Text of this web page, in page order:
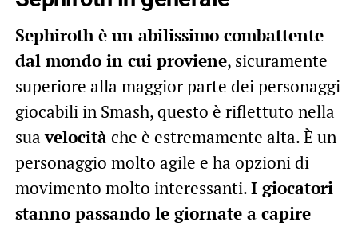
Sephiroth è un abilissimo combattente
dal mondo in cui proviene, sicuramente
superiore alla maggior parte dei personaggi
giocabili in Smash, questo è riflettuto nella
suavelocitàche è estremamente alta. È un
personaggio molto agile e ha opzioni di
movimento molto interessanti.I giocatori
stanno passando le giornate a capire